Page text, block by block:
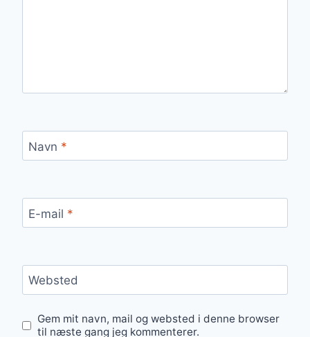
Navn *
E-mail *
Websted
Gem mit navn, mail og websted i denne browser
til næste gang jeg kommenterer.